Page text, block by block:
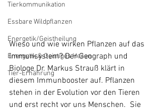
Tierkommunikation
Essbare Wildpflanzen
Energetik/Geistheilung
Energetik & Geistiges Heilen
Tier-Ernährung
Wieso und wie wirken Pflanzen auf das
Immunsystem? Der Geograph und
Biologe Dr. Markus Strauß klärt in
diesem Immunbooster auf. Pflanzen
stehen in der Evolution vor den Tieren
und erst recht vor uns Menschen.  Sie